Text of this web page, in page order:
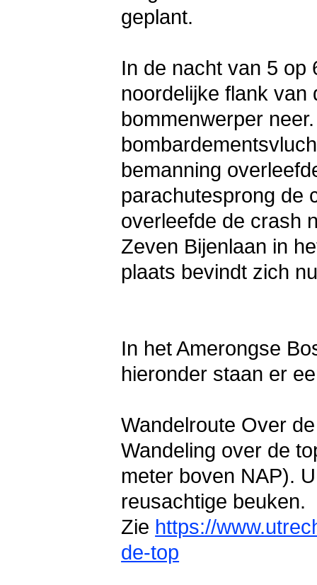
geplant.
In de nacht van 5 op
noordelijke flank van
bommenwerper
bemanning
parachutesprong de
overleefde de crash
Zeven Bijenlaan in
plaats bevindt zich
In het Amerongse
hieronder staan er
Wandelroute Over
Wandeling over de
meter boven NAP).
reusachtige beuken.
Zie https://
de-top